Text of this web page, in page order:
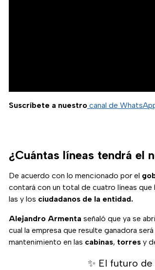
Suscríbete a nuestro canal de
¿Cuántas líneas tendrá el
De acuerdo con lo mencionado por el
contará con un total de cuatro líneas que
las y los ciudadanos de la entidad.
Alejandro Armenta señaló que ya se
cual la empresa que resulte ganadora
mantenimiento en las cabinas, torres y
✨ El futuro